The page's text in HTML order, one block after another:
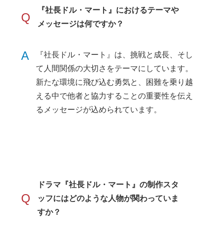
Q
『社長ドル・マート』におけるテーマや
メッセージは何ですか？
A
『社長ドル・マート』は、挑戦と成長、そし
て人間関係の大切さをテーマにしています。
新たな環境に飛び込む勇気と、困難を乗り越
える中で他者と協力することの重要性を伝え
るメッセージが込められています。
Q
ドラマ『社長ドル・マート』の制作スタ
ッフにはどのような人物が関わっていま
すか？